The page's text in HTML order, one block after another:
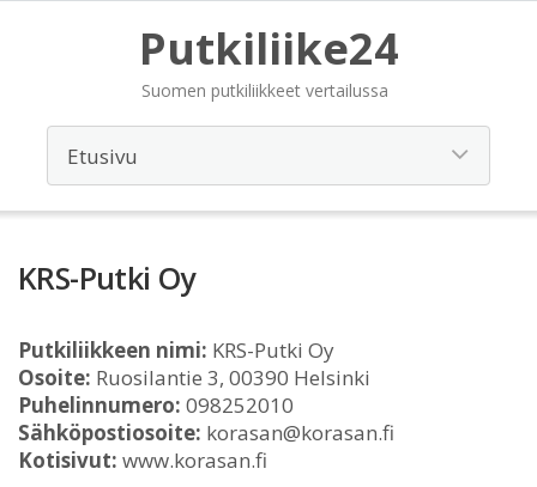
Putkiliike24
Suomen putkiliikkeet vertailussa
KRS-Putki Oy
Putkiliikkeen nimi: KRS-Putki Oy
Osoite: Ruosilantie 3, 00390 Helsinki
Puhelinnumero: 098252010
Sähköpostiosoite: korasan@korasan.fi
Kotisivut: www.korasan.fi